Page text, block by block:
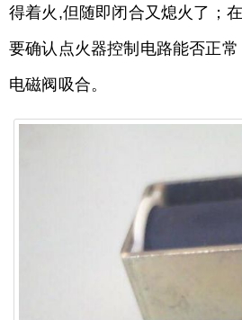
得着火,但随即闭合又熄火了；
要确认点火器控制电路能否正
电磁阀吸合。